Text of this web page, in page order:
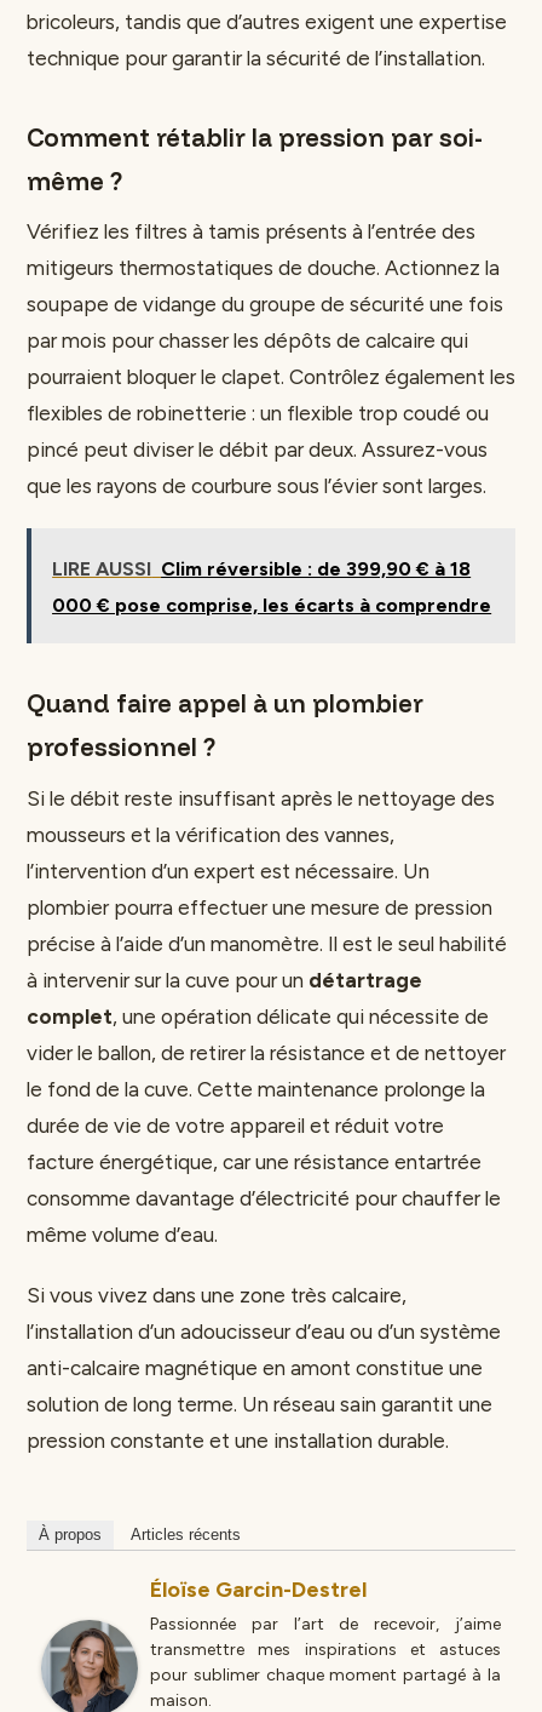
bricoleurs, tandis que d’autres exigent une expertise
technique pour garantir la sécurité de l’installation.
Comment rétablir la pression par soi-
même ?
Vérifiez les filtres à tamis présents à l’entrée des
mitigeurs thermostatiques de douche. Actionnez la
soupape de vidange du groupe de sécurité une fois
par mois pour chasser les dépôts de calcaire qui
pourraient bloquer le clapet. Contrôlez également les
flexibles de robinetterie : un flexible trop coudé ou
pincé peut diviser le débit par deux. Assurez-vous
que les rayons de courbure sous l’évier sont larges.
LIRE AUSSI Clim réversible : de 399,90 € à 18
000 € pose comprise, les écarts à comprendre
Quand faire appel à un plombier
professionnel ?
Si le débit reste insuffisant après le nettoyage des
mousseurs et la vérification des vannes,
l’intervention d’un expert est nécessaire. Un
plombier pourra effectuer une mesure de pression
précise à l’aide d’un manomètre. Il est le seul habilité
à intervenir sur la cuve pour un détartrage
complet, une opération délicate qui nécessite de
vider le ballon, de retirer la résistance et de nettoyer
le fond de la cuve. Cette maintenance prolonge la
durée de vie de votre appareil et réduit votre
facture énergétique, car une résistance entartrée
consomme davantage d’électricité pour chauffer le
même volume d’eau.
Si vous vivez dans une zone très calcaire,
l’installation d’un adoucisseur d’eau ou d’un système
anti-calcaire magnétique en amont constitue une
solution de long terme. Un réseau sain garantit une
pression constante et une installation durable.
À propos Articles récents
Éloïse Garcin-Destrel
Passionnée par l’art de recevoir, j’aime
transmettre mes inspirations et astuces
pour sublimer chaque moment partagé à la
maison.